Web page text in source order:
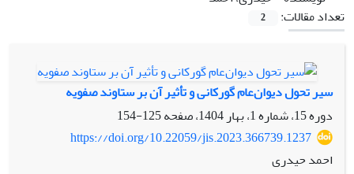
تعداد مقالات:
2
سیر تحول دیوان‌عام گورکانی و تأثیر آن بر ستاوند صفویه
دوره 15، شماره 1، بهار 1404، صفحه
125-154
https://doi.org/10.22059/jis.2023.366739.1237
احمد حیدری